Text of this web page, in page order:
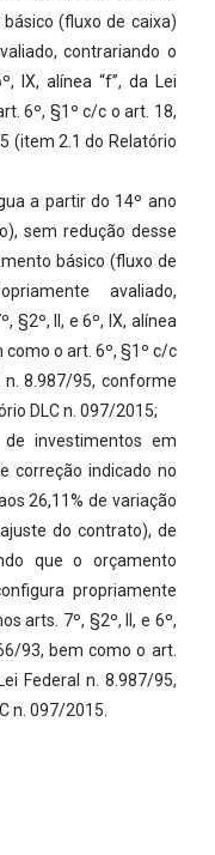
(fluxo de caixa)
contrariando o
IX, alínea “f”, da Lei
6º, §1º c/c o art. 18,
(item 2.1 do Relatório
a partir do 14º ano
sem redução desse
básico (fluxo de
avaliado,
§2º, II, e 6º, IX, alínea
como o art. 6º, §1º c/c
n. 8.987/95, conforme
DLC n. 097/2015;
de investimentos em
correção indicado no
26,11% de variação
do contrato), de
que o orçamento
propriamente
arts. 7º, §2º, II, e 6º,
93, bem como o art.
Federal n. 8.987/95,
n. 097/2015.